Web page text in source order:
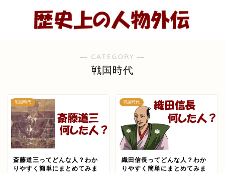
― CATEGORY ―
戦国時代
戦国時代
斎藤道三ってどんな人？わか
りやすく簡単にまとめてみま
戦国時代
織田信長ってどんな人？わか
りやすく簡単にまとめてみま